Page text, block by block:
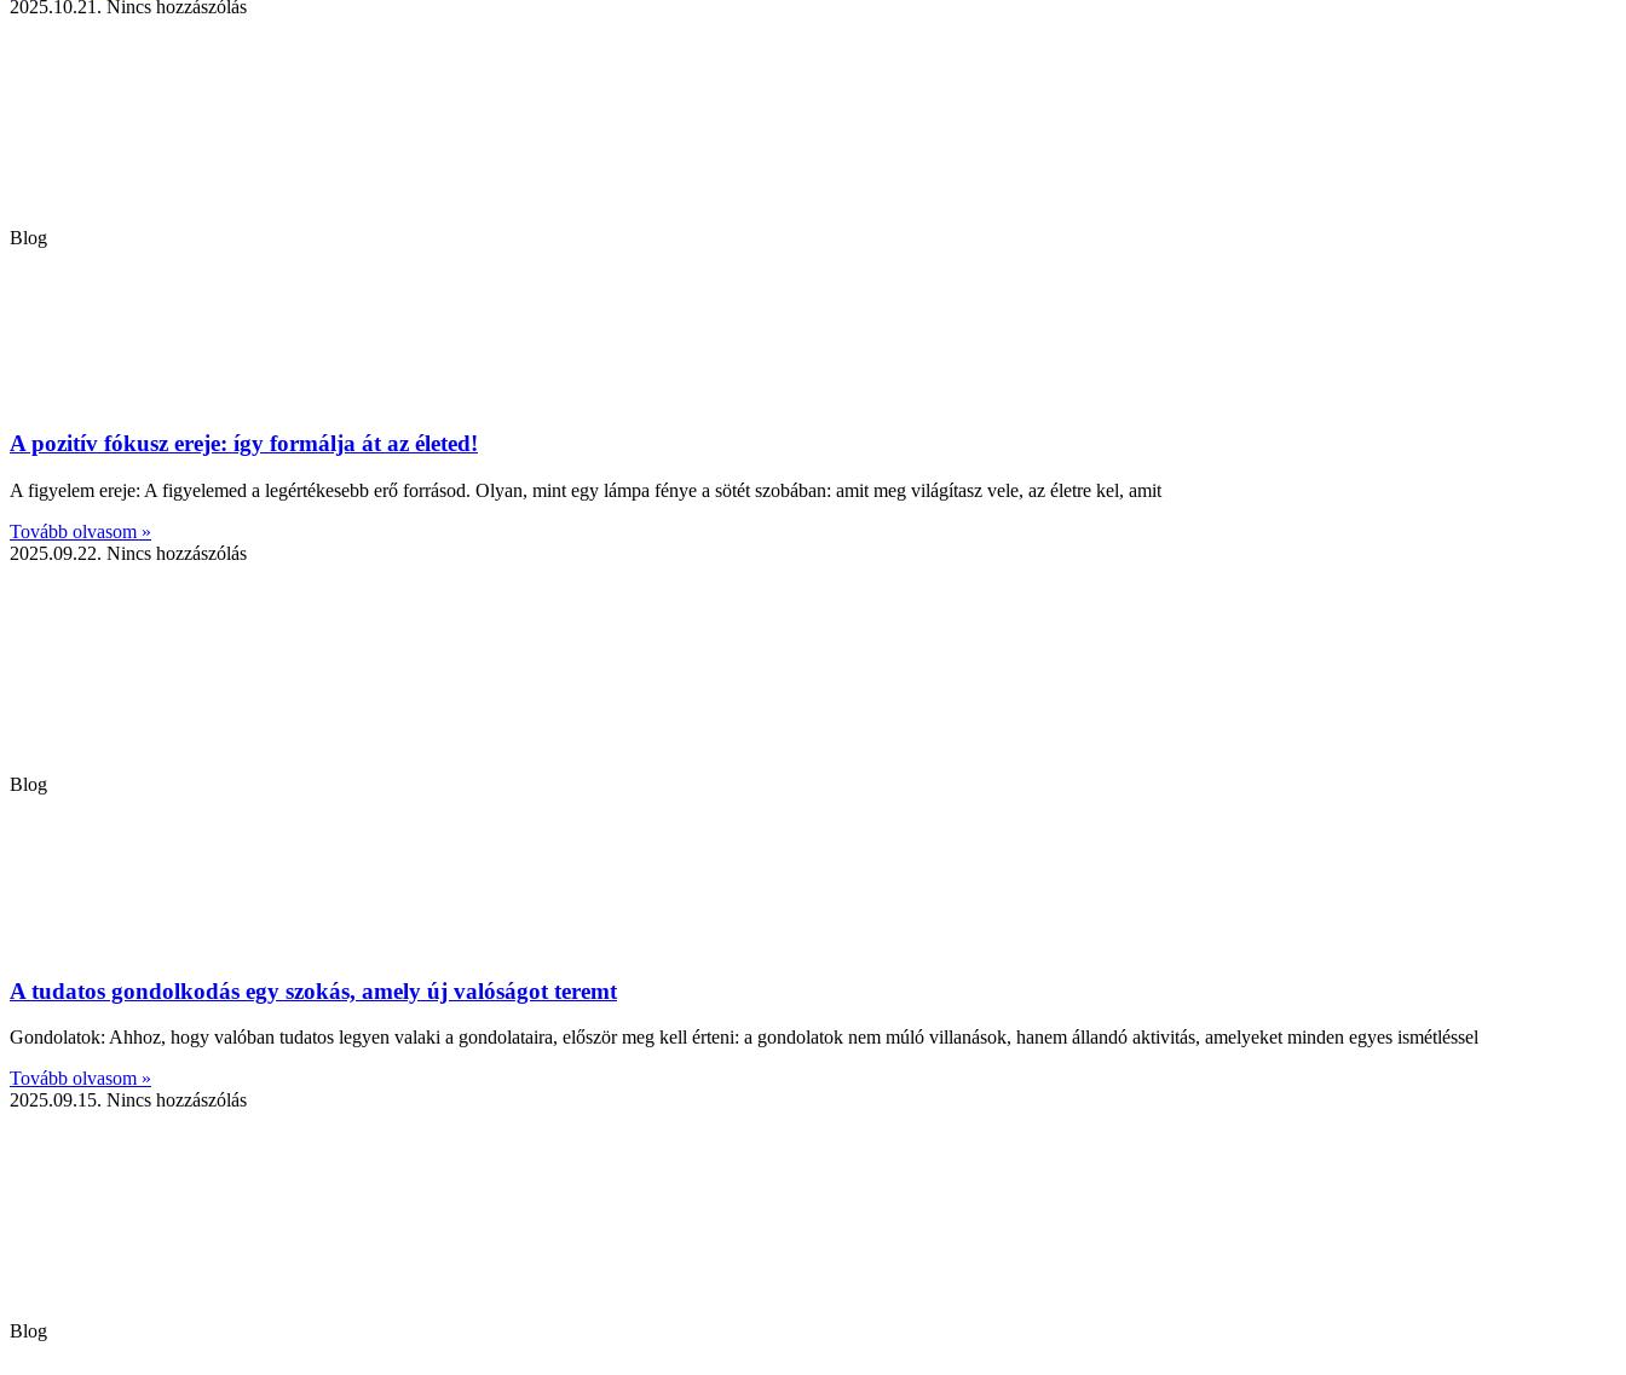
2025.10.21. Nincs hozzászólás
Blog
A pozitív fókusz ereje: így formálja át az életed!
A figyelem ereje: A figyelemed a legértékesebb erő forrásod. Olyan, mint egy lámpa fénye a sötét szobában: amit meg világítasz vele, az életre kel, amit
Tovább olvasom »
2025.09.22. Nincs hozzászólás
Blog
A tudatos gondolkodás egy szokás, amely új valóságot teremt
Gondolatok: Ahhoz, hogy valóban tudatos legyen valaki a gondolataira, először meg kell érteni: a gondolatok nem múló villanások, hanem állandó aktivitás, amelyeket minden egyes ismétléssel
Tovább olvasom »
2025.09.15. Nincs hozzászólás
Blog